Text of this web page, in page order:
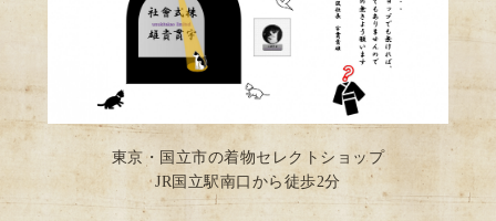
東京・国立市の着物セレクトショップ
JR国立駅南口から徒歩2分